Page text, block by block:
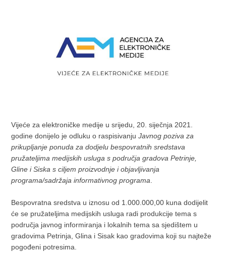
Vijeće za elektroničke medije u srijedu, 20. siječnja 2021.
godine donijelo je odluku o raspisivanjuJavnog poziva za
prikupljanje ponuda za dodjelu bespovratnih sredstava
pružateljima medijskih usluga s područja gradova Petrinje,
Gline i Siska s ciljem proizvodnje i objavljivanja
programa/sadržaja informativnog programa
Bespovratna sredstva u iznosu od 1.000.000,00 kuna dodijelit
će se pružateljima medijskih usluga radi produkcije tema s
područja javnog informiranja i lokalnih tema sa sjedištem u
gradovima Petrinja, Glina i Sisak kao gradovima koji su najteže
pogođeni potresima.